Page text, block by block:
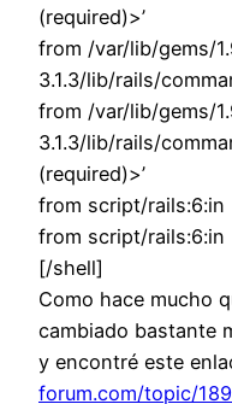
(required)>’
from /var/lib/gems/
3.1.3/lib/rails/
from /var/lib/gems/
3.1.3/lib/rails/
(required)>’
from script/rails:6:in
from script/rails:6:in
[/shell]
Como hace mucho
cambiado bastante
y encontré este
forum.com/topic/